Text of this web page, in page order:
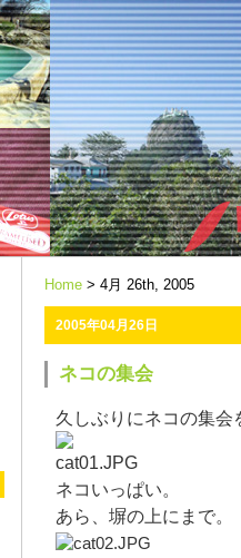
Home > 4月 26th, 2005
2005年04月26日
ネコの集会
久しぶりにネコの集
ネコいっぱい。
あら、塀の上にまで。